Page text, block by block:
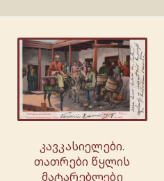
კავკასიელები.
თათრები წყლის
მატარებლები